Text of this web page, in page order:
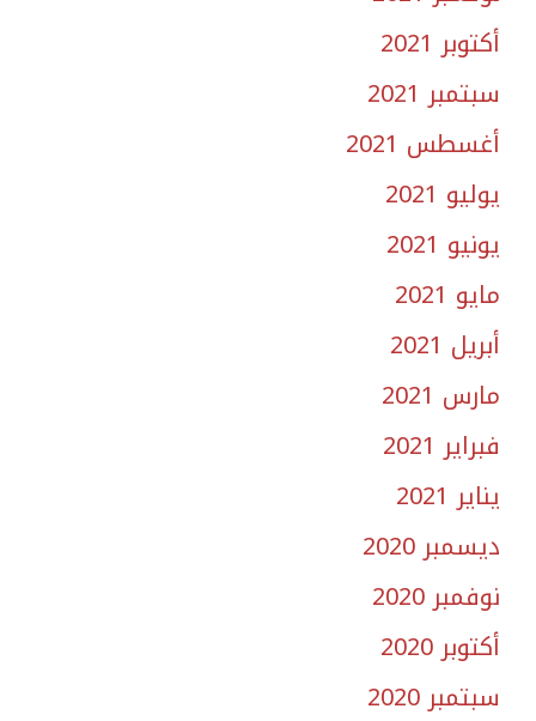
أكتوبر 2021
سبتمبر 2021
أغسطس 2021
يوليو 2021
يونيو 2021
مايو 2021
أبريل 2021
مارس 2021
فبراير 2021
يناير 2021
ديسمبر 2020
نوفمبر 2020
أكتوبر 2020
سبتمبر 2020